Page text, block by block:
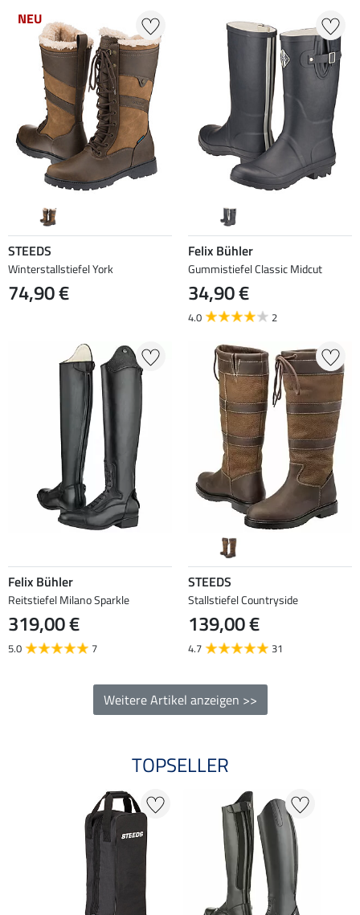
NEU
STEEDS
Winterstallstiefel York
74,90 €
Felix Bühler
Gummistiefel Classic Midcut
34,90 €
4.0 2
Felix Bühler
Reitstiefel Milano Sparkle
319,00 €
5.0 7
STEEDS
Stallstiefel Countryside
139,00 €
4.7 31
Weitere Artikel anzeigen >>
TOPSELLER